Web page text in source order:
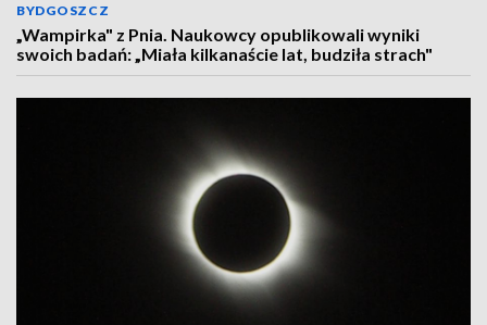
BYDGOSZCZ
„Wampirka" z Pnia. Naukowcy opublikowali wyniki
swoich badań: „Miała kilkanaście lat, budziła strach"